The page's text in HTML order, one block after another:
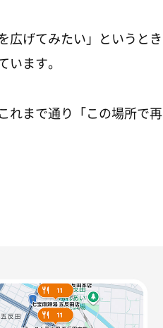
広げてみたい」というとき
ます。
れまで通り「この場所で再